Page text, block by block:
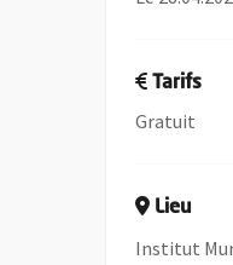
Tarifs
Gratuit
Lieu
Institut